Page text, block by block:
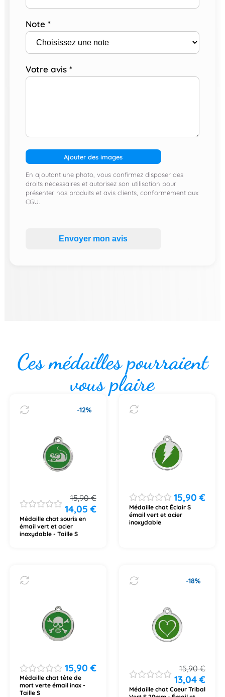
Note *
Votre avis *
Ajouter des images
En ajoutant une photo, vous confirmez disposer des
droits nécessaires et autorisez son utilisation pour
présenter nos produits et avis clients, conformément aux
CGU.
Envoyer mon avis
Ces médailles pourraient
vous plaire
-12%
15,90€
14,05 €
Médaille chat souris en
émail vert et acier
inoxydable - Taille S
15,90€
Médaille chat Éclair S
émail vert et acier
inoxydable
15,90 €
Médaille chat tête de
mort verte émail inox -
Taille S
-18%
15,90€
13,04€
Médaille chat Coeur Tribal